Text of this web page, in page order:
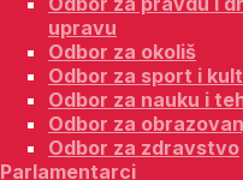
upravu
Odbor za okoliš
Odbor za sport i
Odbor za nauku i
Odbor za
Odbor za zdravstvo
Parlamentarci